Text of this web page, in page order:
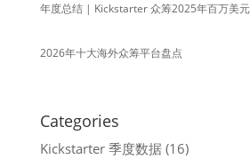
年度总结 | Kickstarter 众筹2025年百万美
2026年十大海外众筹平台盘点
Categories
Kickstarter 季度数据(16)